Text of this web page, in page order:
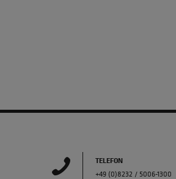
TELEFON
+49 (0)8232 / 5006-1300